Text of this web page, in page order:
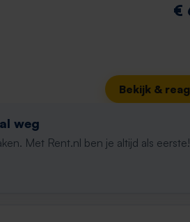
€
Bekijk &
weg
Met Rent.nl ben je altijd als eerste!